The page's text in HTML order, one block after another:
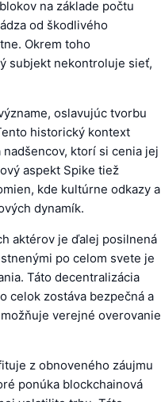
na základe počtu
od škodlivého
Okrem toho
subjekt nekontroluje sieť,
oslavujúc tvorbu
historický kontext
ktorí si cenia jej
aspekt Spike tiež
kde kultúrne odkazy a
dynamík.
aktérov je ďalej posilnená
po celom svete je
Táto decentralizácia
celok zostáva bezpečná a
verejné overovanie
z obnoveného záujmu
ponúka blockchainová